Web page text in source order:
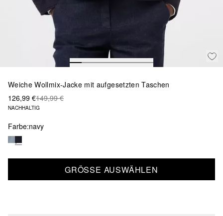
Weiche Wollmix-Jacke mit aufgesetzten Taschen
126,99 €149,99 €
NACHHALTIG
Farbe:navy
GRÖSSE AUSWÄHLEN